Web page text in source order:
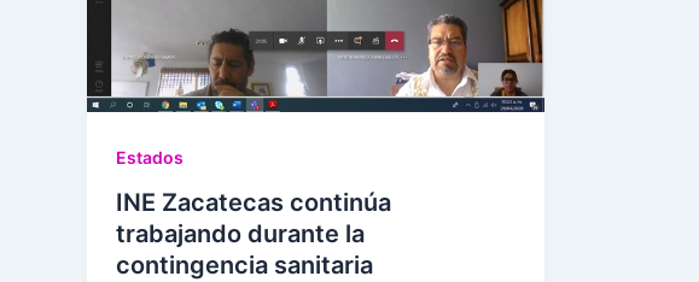
Estados
INE Zacatecas continúa
trabajando durante la
contingencia sanitaria